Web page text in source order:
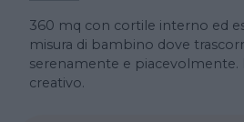
360 mq con cortile interno ed
misura di bambino dove
serenamente e piacevolmente.
creativo.